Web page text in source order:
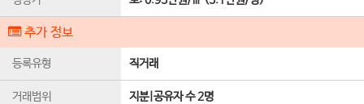
추가 정보
등록유형 직거래
거래범위 지분|공유자 수 2명